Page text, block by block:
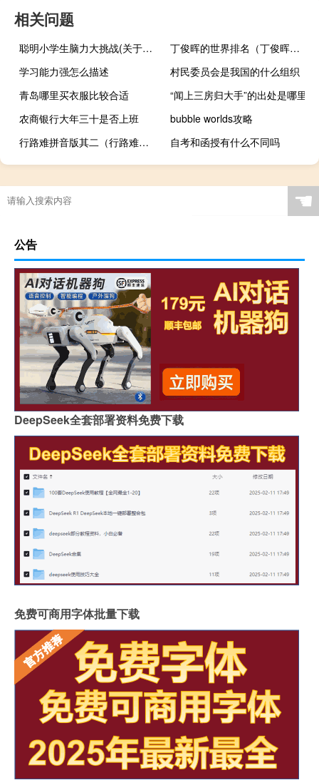
相关问题
聪明小学生脑力大挑战(关于聪明小学生脑力大挑战简述)
丁俊晖的世界排名（丁俊晖的世界排名）
学习能力强怎么描述
村民委员会是我国的什么组织
青岛哪里买衣服比较合适
“闻上三房归大手”的出处是哪里
农商银行大年三十是否上班
bubble worlds攻略
行路难拼音版其二（行路难拼音）
自考和函授有什么不同吗
☚
公告
DeepSeek全套部署资料免费下载
免费可商用字体批量下载